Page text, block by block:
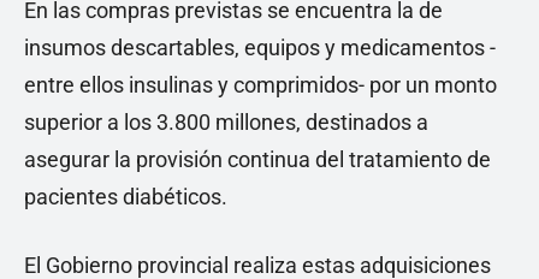
En las compras previstas se encuentra la de
insumos descartables, equipos y medicamentos -
entre ellos insulinas y comprimidos- por un monto
superior a los 3.800 millones, destinados a
asegurar la provisión continua del tratamiento de
pacientes diabéticos.
El Gobierno provincial realiza estas adquisiciones